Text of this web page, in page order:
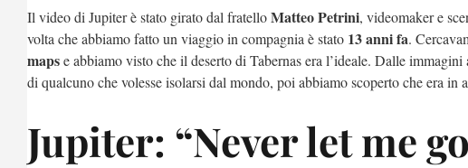
Il video di Jupiter è stato girato dal fratelloMatteo Petrini, videomaker e
volta che abbiamo fatto un viaggio in compagnia è stato 13 anni fa.
mapse abbiamo visto che il deserto di Tabernas era l’ideale. Dalle
di qualcuno che volesse isolarsi dal mondo, poi abbiamo scoperto che era in
Jupiter: “Never let me